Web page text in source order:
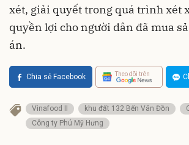
xét, giải quyết trong quá trình xét
quyền lợi cho người dân đã mua
án.
Chia sẻ Facebook Theo dõi trên
Vinafood II khu đất 132 Bến Vân Đồn
Công ty Phú Mỹ Hưng